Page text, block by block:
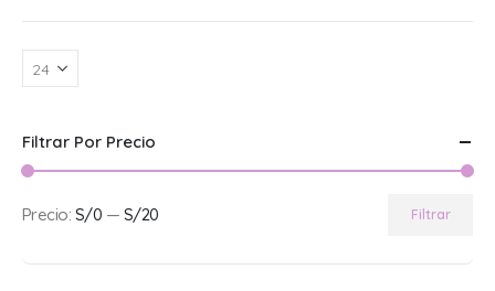
Filtrar Por Precio
mínimo
máximo
Filtrar
Precio: S/0 — S/20